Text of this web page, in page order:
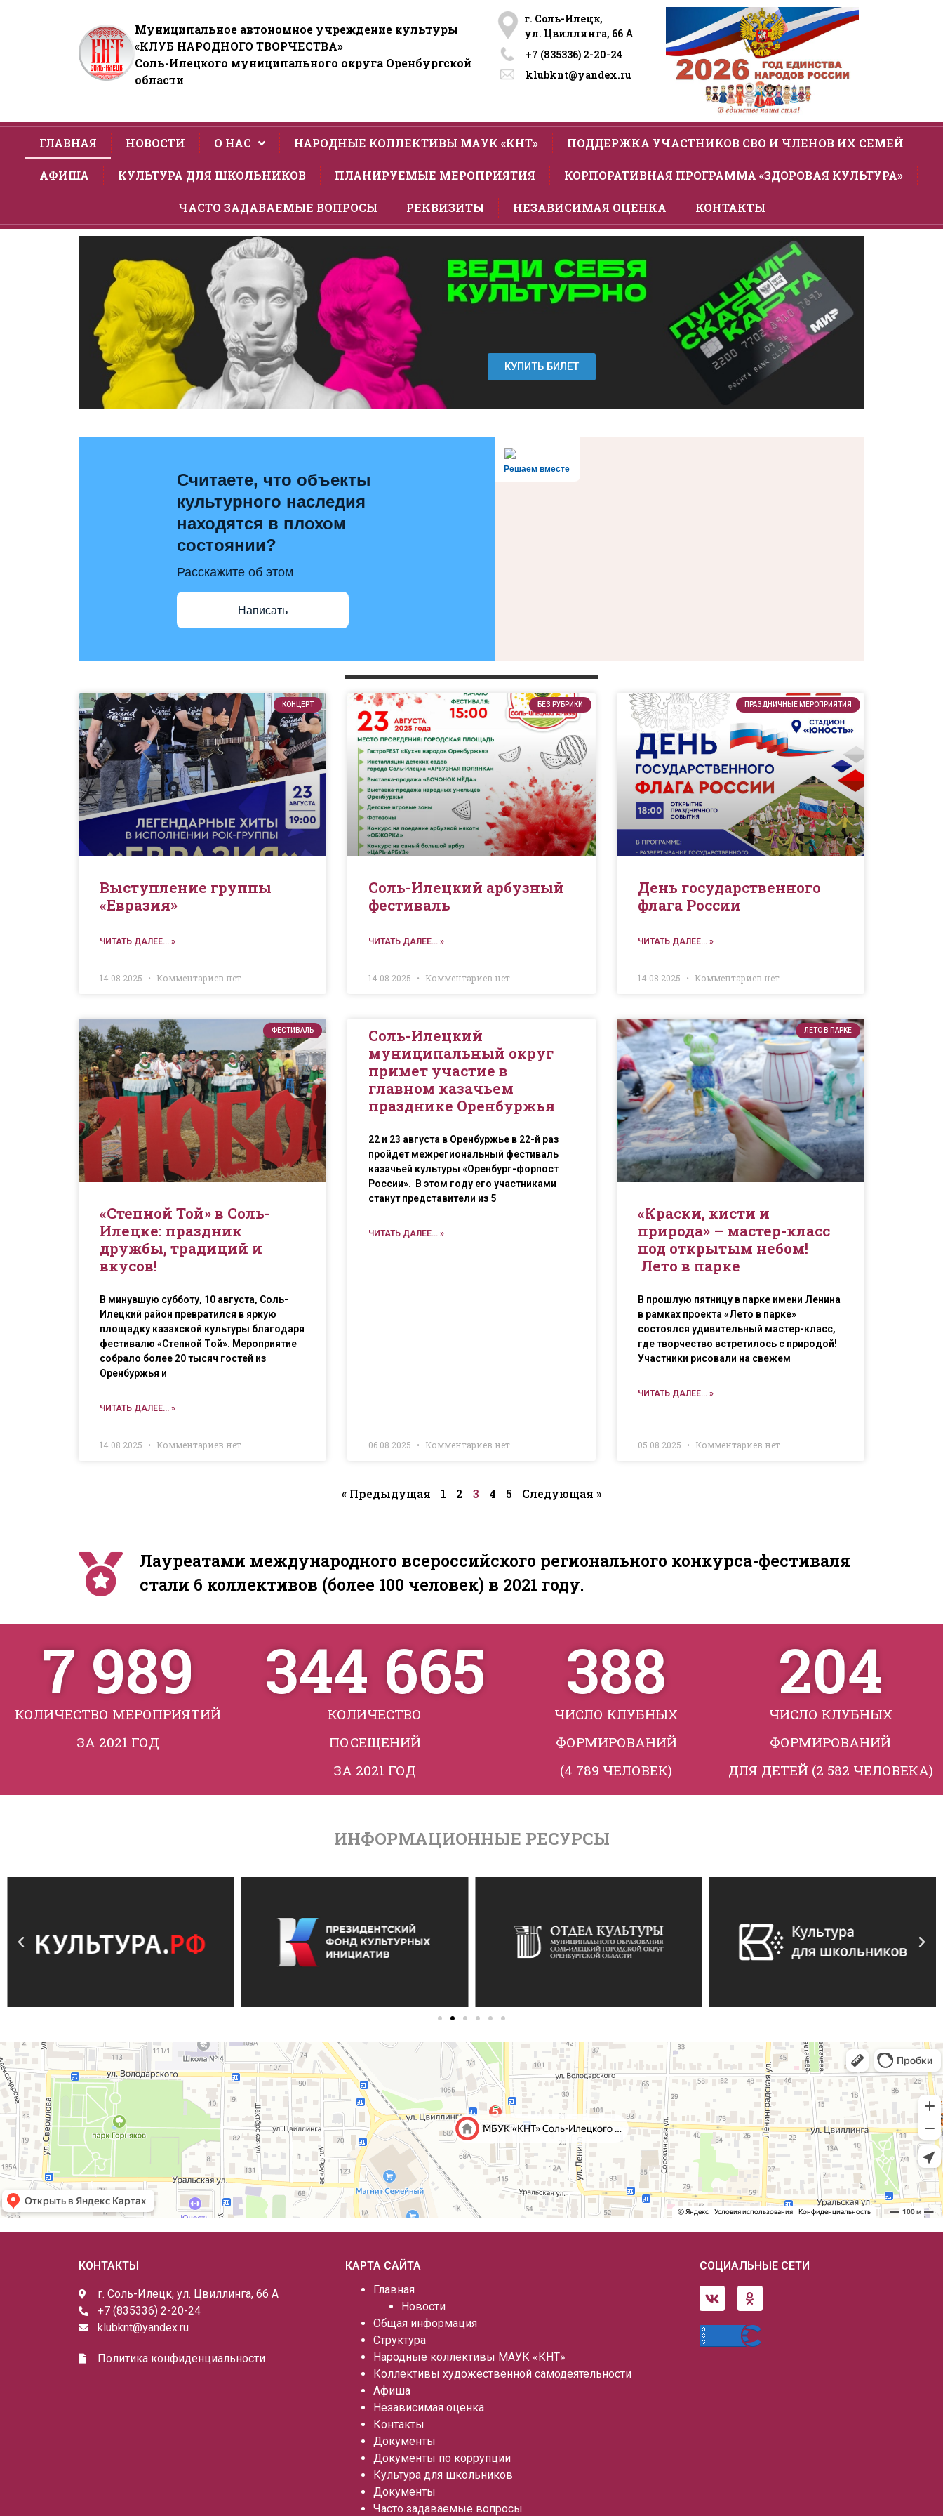
Муниципальное автономное учреждение культуры
«КЛУБ НАРОДНОГО ТВОРЧЕСТВА»
Соль-Илецкого муниципального округа Оренбургской
области
г. Соль-Илецк,
ул. Цвиллинга, 66 А
+7 (835336) 2-20-24​
klubknt@yandex.ru
ГЛАВНАЯ НОВОСТИ О НАС НАРОДНЫЕ КОЛЛЕКТИВЫ МАУК «КНТ» ПОДДЕРЖКА УЧАСТНИКОВ СВО И ЧЛЕНОВ ИХ СЕМЕЙ
АФИША КУЛЬТУРА ДЛЯ ШКОЛЬНИКОВ ПЛАНИРУЕМЫЕ МЕРОПРИЯТИЯ КОРПОРАТИВНАЯ ПРОГРАММА «ЗДОРОВАЯ КУЛЬТУРА»
ЧАСТО ЗАДАВАЕМЫЕ ВОПРОСЫ РЕКВИЗИТЫ НЕЗАВИСИМАЯ ОЦЕНКА КОНТАКТЫ
КУПИТЬ БИЛЕТ
Решаем вместе
Считаете, что объекты
культурного наследия
находятся в плохом
состоянии?
Расскажите об этом
Написать
КОНЦЕРТ
Выступление группы
«Евразия»
ЧИТАТЬ ДАЛЕЕ... »
14.08.2025 Комментариев нет
БЕЗ РУБРИКИ
Соль-Илецкий арбузный
фестиваль
ЧИТАТЬ ДАЛЕЕ... »
14.08.2025 Комментариев нет
ПРАЗДНИЧНЫЕ МЕРОПРИЯТИЯ
День государственного
флага России
ЧИТАТЬ ДАЛЕЕ... »
14.08.2025 Комментариев нет
ФЕСТИВАЛЬ
«Степной Той» в Соль-
Илецке: праздник
дружбы, традиций и
вкусов!
В минувшую субботу, 10 августа, Соль-
Илецкий район превратился в яркую
площадку казахской культуры благодаря
фестивалю «Степной Той». Мероприятие
собрало более 20 тысяч гостей из
Оренбуржья и
ЧИТАТЬ ДАЛЕЕ... »
14.08.2025 Комментариев нет
Соль-Илецкий
муниципальный округ
примет участие в
главном казачьем
празднике Оренбуржья
22 и 23 августа в Оренбуржье в 22-й раз
пройдет межрегиональный фестиваль
казачьей культуры «Оренбург-форпост
России». В этом году его участниками
станут представители из 5
ЧИТАТЬ ДАЛЕЕ... »
06.08.2025 Комментариев нет
ЛЕТО В ПАРКЕ
«Краски, кисти и
природа» – мастер-класс
под открытым небом!
Лето в парке
В прошлую пятницу в парке имени Ленина
в рамках проекта «Лето в парке»
состоялся удивительный мастер-класс,
где творчество встретилось с природой!
Участники рисовали на свежем
ЧИТАТЬ ДАЛЕЕ... »
05.08.2025 Комментариев нет
« Предыдущая 1 2 3 4 5 Следующая »
Лауреатами международного всероссийского регионального конкурса-фестиваля
стали 6 коллективов (более 100 человек) в 2021 году.
7 989
КОЛИЧЕСТВО МЕРОПРИЯТИЙ
ЗА 2021 ГОД
344 665
КОЛИЧЕСТВО
ПОСЕЩЕНИЙ
ЗА 2021 ГОД
388
ЧИСЛО КЛУБНЫХ
ФОРМИРОВАНИЙ
(4 789 ЧЕЛОВЕК)
204
ЧИСЛО КЛУБНЫХ
ФОРМИРОВАНИЙ
ДЛЯ ДЕТЕЙ (2 582 ЧЕЛОВЕКА)
ИНФОРМАЦИОННЫЕ РЕСУРСЫ
КОНТАКТЫ
г. Соль-Илецк, ул. Цвиллинга, 66 А
+7 (835336) 2-20-24
klubknt@yandex.ru
Политика конфиденциальности
КАРТА САЙТА
Главная
Новости
Общая информация
Структура
Народные коллективы МАУК «КНТ»
Коллективы художественной самодеятельности
Афиша
Независимая оценка
Контакты
Документы
Документы по коррупции
Культура для школьников
Документы
Часто задаваемые вопросы
СОЦИАЛЬНЫЕ СЕТИ